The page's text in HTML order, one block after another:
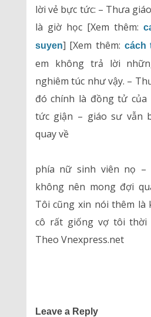
lời vẻ bực tức: – Thưa
là giờ học [Xem thêm:
suyen] [Xem thêm: cách
em không trả lời
nghiêm túc như vậy. –
đó chính là đồng tử
tức giận – giáo sư vẫn
quay về
phía nữ sinh viên nọ –
không nên mong đợi
Tôi cũng xin nói thêm là
cô rất giống vợ tôi thời
Theo Vnexpress.net
Leave a Reply